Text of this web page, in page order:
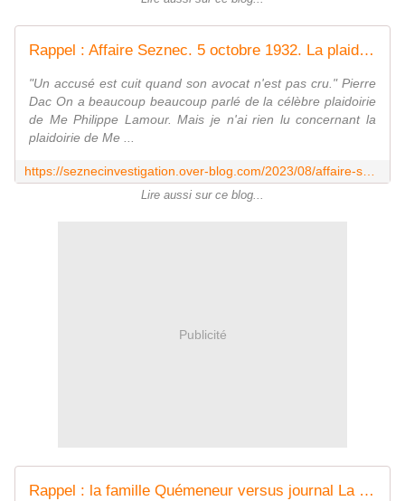
Rappel : Affaire Seznec. 5 octobre 1932. La plaidoirie de Me Alizon devant le tribunal civil de Rennes... - Affaire Seznec Investigation
"Un accusé est cuit quand son avocat n'est pas cru." Pierre
Dac On a beaucoup beaucoup parlé de la célèbre plaidoirie
de Me Philippe Lamour. Mais je n'ai rien lu concernant la
plaidoirie de Me ...
Lire aussi sur ce blog...
Publicité
Rappel : la famille Quémeneur versus journal La Province Maurice Privat et Victor Hervé. - Affaire Seznec Investigation